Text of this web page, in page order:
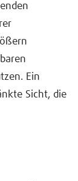
Ein
Sicht, die